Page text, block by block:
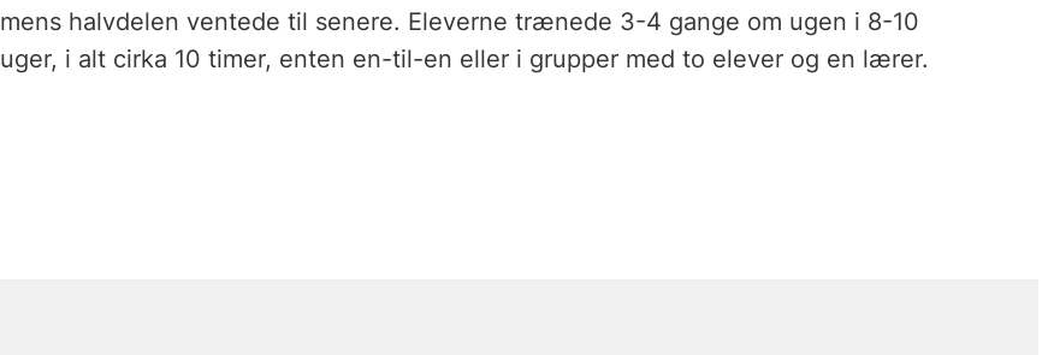
mens halvdelen ventede til senere. Eleverne trænede 3-4 gange om ugen i 8-10
uger, i alt cirka 10 timer, enten en-til-en eller i grupper med to elever og en lærer.